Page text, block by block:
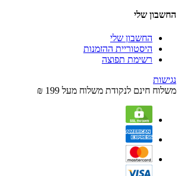
החשבון שלי
החשבון שלי
היסטוריית ההזמנות
רשימת תפוצה
נגישות
משלוח חינם לנקודת משלוח מעל 199 ₪